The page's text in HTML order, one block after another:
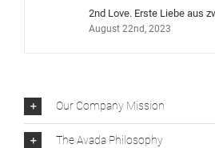
2nd Love. Erste Liebe aus
August 22nd, 2023
Our Company Mission
The Avada Philosophy